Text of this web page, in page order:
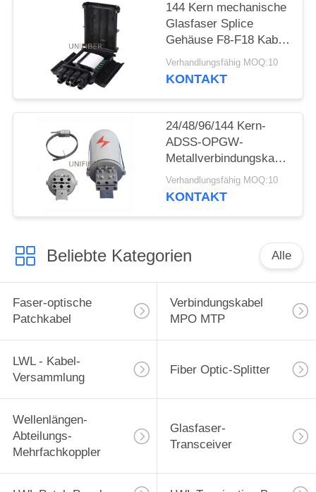
144 Kern mechanische
Glasfaser Splice
Gehäuse F8-F18 Kabel
Durchmesser
Verhandlungsfähig MOQ:10
KONTAKT
24/48/96/144 Kern-
ADSS-OPGW-
Metallverbindungskasse
Aluminium-
Verhandlungsfähig MOQ:10
KONTAKT
Beliebte Kategorien Alle
Faser-optische
Patchkabel
Verbindungskabel
MPO MTP
LWL - Kabel-
Versammlung
Fiber Optic-Splitter
Wellenlängen-
Abteilungs-
Mehrfachkoppler
Glasfaser-
Transceiver